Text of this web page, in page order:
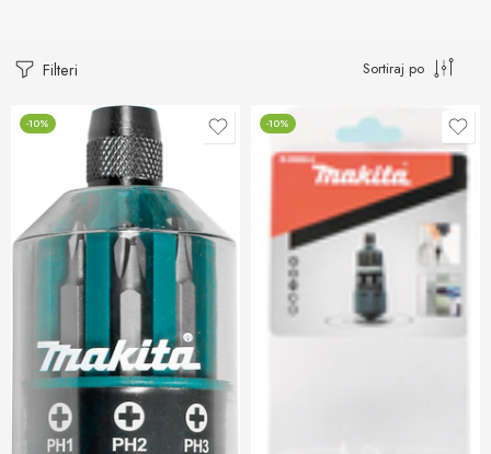
Filteri Sortiraj po
-10% -10%